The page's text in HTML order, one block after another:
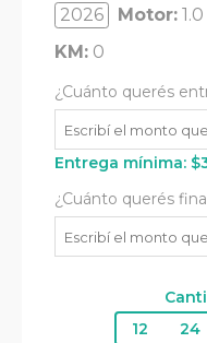
2026 Motor:
KM: 0
¿Cuánto querés
Entrega mínima: $
¿Cuánto querés
12
24